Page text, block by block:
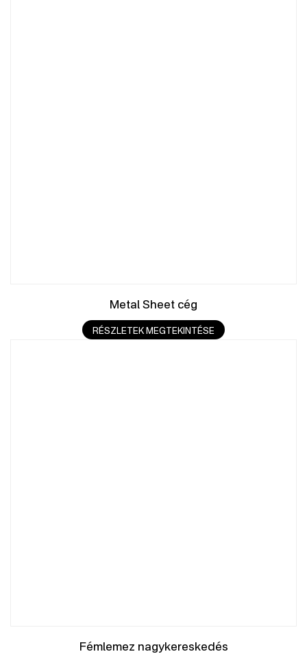
Metal Sheet cég
RÉSZLETEK MEGTEKINTÉSE
Fémlemez nagykereskedés